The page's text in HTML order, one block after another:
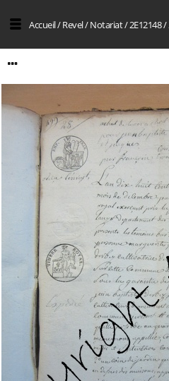
Accueil/Revel/Notariat/2E12148/